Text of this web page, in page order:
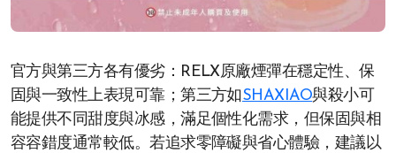
官方與第三方各有優劣：RELX原廠煙彈在穩定性、保
固與一致性上表現可靠；第三方如SHAXIAO與殺小可
能提供不同甜度與冰感，滿足個性化需求，但保固與相
容容錯度通常較低。若追求零障礙與省心體驗，建議以